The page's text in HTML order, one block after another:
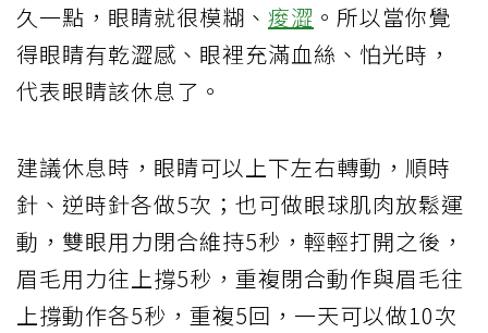
久一點，眼睛就很模糊、 痠澀 。所以當你覺
得眼睛有乾澀感、眼裡充滿血絲、怕光時，
代表眼睛該休息了。
建議休息時，眼睛可以上下左右轉動，順時
針、逆時針各做5次；也可做眼球肌肉放鬆運
動，雙眼用力閉合維持5秒，輕輕打開之後，
眉毛用力往上撐5秒，重複閉合動作與眉毛往
上撐動作各5秒，重複5回，一天可以做10次